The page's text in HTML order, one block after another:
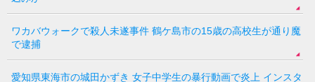
ワカバウォークで殺人未遂事件 鶴ケ島市の15歳の高校生が通り魔
で逮捕
愛知県東海市の城田かずき 女子中学生の暴行動画で炎上 インスタ